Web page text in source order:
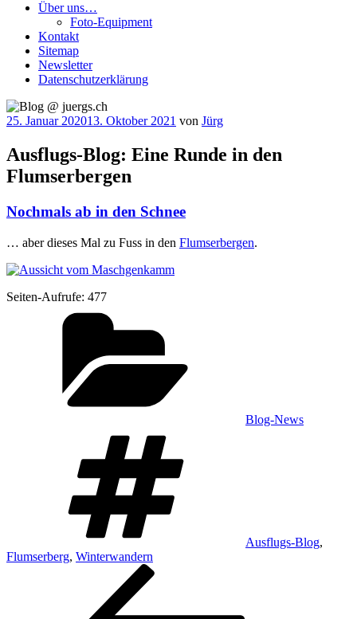
Über uns…
Foto-Equipment
Kontakt
Sitemap
Newsletter
Datenschutzerklärung
Veröffentlicht
25. Januar 202013. Oktober 2021 von Jürg
Ausflugs-Blog: Eine Runde in den
Flumserbergen
Nochmals ab in den Schnee
… aber die­ses Mal zu Fuss in den Flum­ser­ber­gen.
Sei­ten-Auf­ru­fe: 477
Blog-News
Ausflugs-Blog,
Flumserberg, Winterwandern
Beitragsnavigation